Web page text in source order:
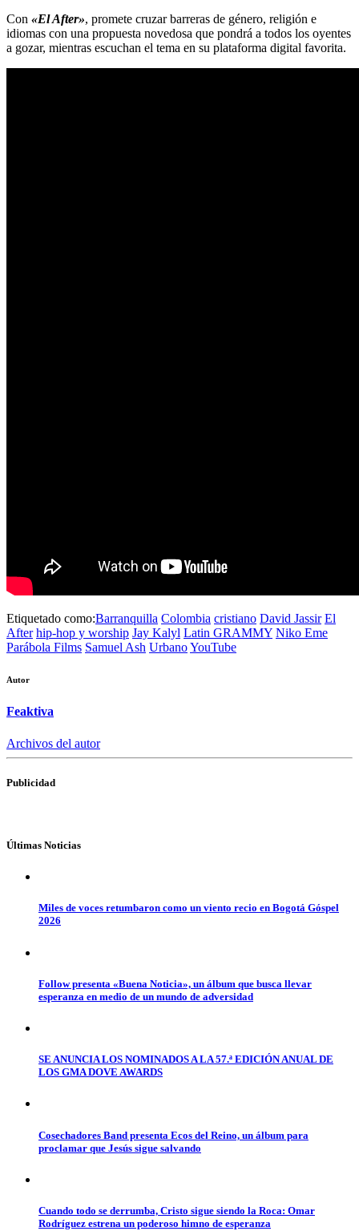
Con «El After», promete cruzar barreras de género, religión e
idiomas con una propuesta novedosa que pondrá a todos los oyentes
a gozar, mientras escuchan el tema en su plataforma digital favorita.
Etiquetado como:Barranquilla Colombia cristiano David Jassir El
After hip-hop y worship Jay Kalyl Latin GRAMMY Niko Eme
Parábola Films Samuel Ash UrbanoYouTube
Autor
Feaktiva
Archivos del autor
Publicidad
Últimas Noticias
Miles de voces retumbaron como un viento recio en Bogotá Góspel
2026
Follow presenta «Buena Noticia», un álbum que busca llevar
esperanza en medio de un mundo de adversidad
SE ANUNCIA LOS NOMINADOS A LA 57.ª EDICIÓN ANUAL DE
LOS GMA DOVE AWARDS
Cosechadores Band presenta Ecos del Reino, un álbum para
proclamar que Jesús sigue salvando
Cuando todo se derrumba, Cristo sigue siendo la Roca: Omar
Rodríguez estrena un poderoso himno de esperanza